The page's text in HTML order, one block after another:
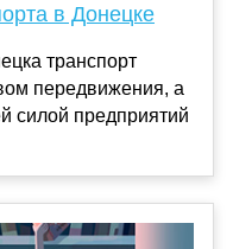
в Донецке
транспорт
передвижения, а
силой предприятий